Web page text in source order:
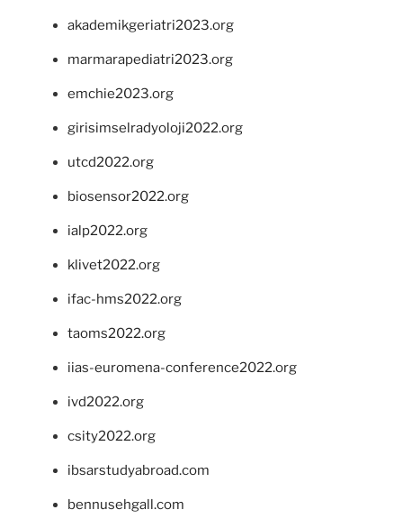
akademikgeriatri2023.org
marmarapediatri2023.org
emchie2023.org
girisimselradyoloji2022.org
utcd2022.org
biosensor2022.org
ialp2022.org
klivet2022.org
ifac-hms2022.org
taoms2022.org
iias-euromena-conference2022.org
ivd2022.org
csity2022.org
ibsarstudyabroad.com
bennusehgall.com